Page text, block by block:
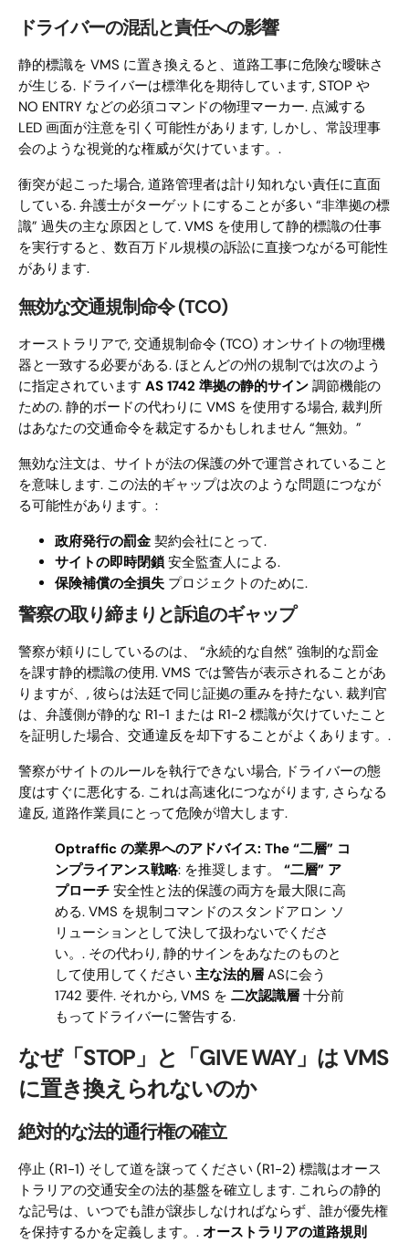
ドライバーの混乱と責任への影響
静的標識を VMS に置き換えると、道路工事に危険な曖昧さ
が生じる. ドライバーは標準化を期待しています, STOP や
NO ENTRY などの必須コマンドの物理マーカー. 点滅する
LED 画面が注意を引く可能性があります, しかし、常設理事
会のような視覚的な権威が欠けています。.
衝突が起こった場合, 道路管理者は計り知れない責任に直面
している. 弁護士がターゲットにすることが多い “非準拠の標
識” 過失の主な原因として. VMS を使用して静的標識の仕事
を実行すると、数百万ドル規模の訴訟に直接つながる可能性
があります.
無効な交通規制命令 (TCO)
オーストラリアで, 交通規制命令 (TCO) オンサイトの物理機
器と一致する必要がある. ほとんどの州の規制では次のよう
に指定されています AS 1742 準拠の静的サイン 調節機能の
ための. 静的ボードの代わりに VMS を使用する場合, 裁判所
はあなたの交通命令を裁定するかもしれません “無効。”
無効な注文は、サイトが法の保護の外で運営されていること
を意味します. この法的ギャップは次のような問題につなが
る可能性があります。:
政府発行の罰金 契約会社にとって.
サイトの即時閉鎖安全監査人による.
保険補償の全損失 プロジェクトのために.
警察の取り締まりと訴追のギャップ
警察が頼りにしているのは、 “永続的な自然” 強制的な罰金
を課す静的標識の使用. VMS では警告が表示されることがあ
りますが、, 彼らは法廷で同じ証拠の重みを持たない. 裁判官
は、弁護側が静的な R1-1 または R1-2 標識が欠けていたこと
を証明した場合、交通違反を却下することがよくあります。.
警察がサイトのルールを執行できない場合, ドライバーの態
度はすぐに悪化する. これは高速化につながります, さらなる
違反, 道路作業員にとって危険が増大します.
Optraffic の業界へのアドバイス: The “二層” コ
ンプライアンス戦略: を推奨します。 “二層” ア
プローチ 安全性と法的保護の両方を最大限に高
める. VMS を規制コマンドのスタンドアロン ソ
リューションとして決して扱わないでくださ
い。. その代わり, 静的サインをあなたのものと
して使用してください 主な法的層 ASに会う
1742 要件. それから, VMS を 二次認識層 十分前
もってドライバーに警告する.
なぜ「STOP」と「GIVE WAY」は VMS
に置き換えられないのか
絶対的な法的通行権の確立
停止 (R1-1) そして道を譲ってください (R1-2) 標識はオース
トラリアの交通安全の法的基盤を確立します. これらの静的
な記号は、いつでも誰が譲歩しなければならず、誰が優先権
を保持するかを定義します。. オーストラリアの道路規則